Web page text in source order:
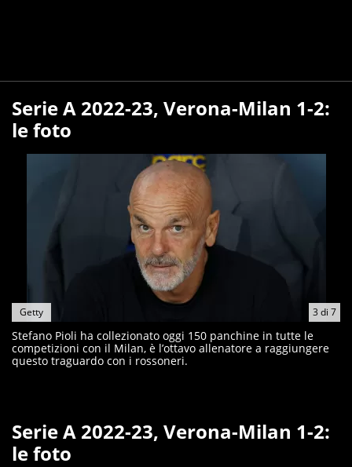
Serie A 2022-23, Verona-Milan 1-2:
le foto
3 di 7
Getty
Stefano Pioli ha collezionato oggi 150 panchine in tutte le
competizioni con il Milan, è l’ottavo allenatore a raggiungere
questo traguardo con i rossoneri.
Serie A 2022-23, Verona-Milan 1-2:
le foto